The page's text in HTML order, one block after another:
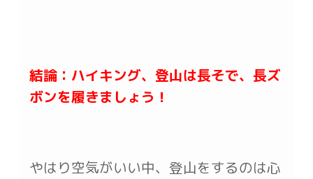
結論：ハイキング、登山は長そで、長ズ
ボンを履きましょう！
やはり空気がいい中、登山をするのは心